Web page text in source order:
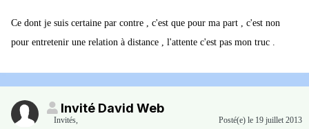
Ce dont je suis certaine par contre , c'est que pour ma part , c'est non
pour entretenir une relation à distance , l'attente c'est pas mon truc .
Invité David Web
Invités Posté(e) le 19 juillet 2013